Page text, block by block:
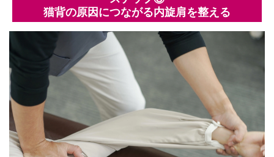
猫背の原因につながる内旋肩を整える